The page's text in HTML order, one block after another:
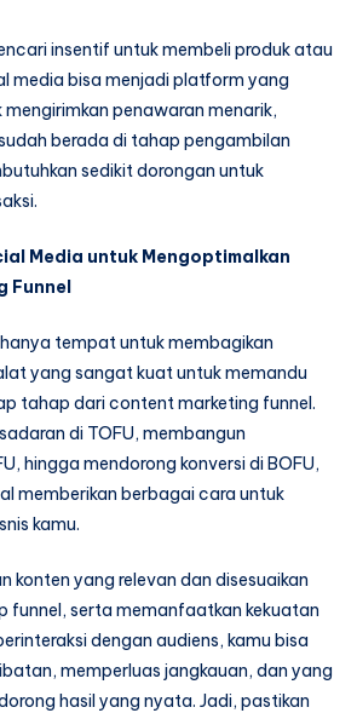
insentif untuk membeli produk atau
media bisa menjadi platform yang
penawaran menarik,
berada di tahap pengambilan
sedikit dorongan untuk
Media untuk Mengoptimalkan
Funnel
tempat untuk membagikan
yang sangat kuat untuk memandu
tahap dari content marketing funnel.
di TOFU, membangun
hingga mendorong konversi di BOFU,
memberikan berbagai cara untuk
kamu.
konten yang relevan dan disesuaikan
funnel, serta memanfaatkan kekuatan
dengan audiens, kamu bisa
memperluas jangkauan, dan yang
hasil yang nyata. Jadi, pastikan